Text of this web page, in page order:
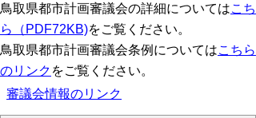
鳥取県都市計画審議会の詳細についてはこち
ら（PDF72KB)をご覧ください。
鳥取県都市計画審議会条例についてはこちら
のリンク をご覧ください。
審議会情報のリンク